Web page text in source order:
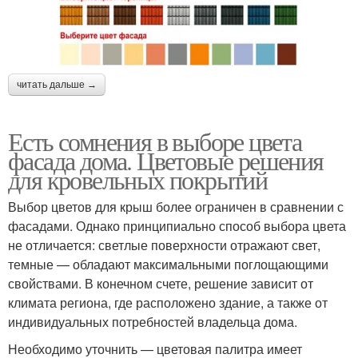
читать дальше →
Есть сомнения в выборе цвета
фасада дома. Цветовые решения
для кровельных покрытий
Выбор цветов для крыш более ограничен в сравнении с
фасадами. Однако принципиально способ выбора цвета
не отличается: светлые поверхности отражают свет,
темные — обладают максимальными поглощающими
свойствами. В конечном счете, решение зависит от
климата региона, где расположено здание, а также от
индивидуальных потребностей владельца дома.
Необходимо уточнить — цветовая палитра имеет